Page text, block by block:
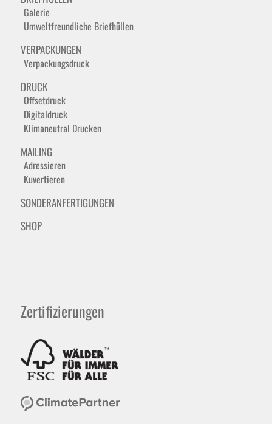
Galerie
Umweltfreundliche Briefhüllen
VERPACKUNGEN
Verpackungsdruck
DRUCK
Offsetdruck
Digitaldruck
Klimaneutral Drucken
MAILING
Adressieren
Kuvertieren
SONDERANFERTIGUNGEN
SHOP
Zertifizierungen